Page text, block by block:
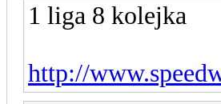
1 liga 8 kolejka
http://